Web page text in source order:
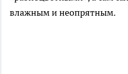
влажным и неопрятным.